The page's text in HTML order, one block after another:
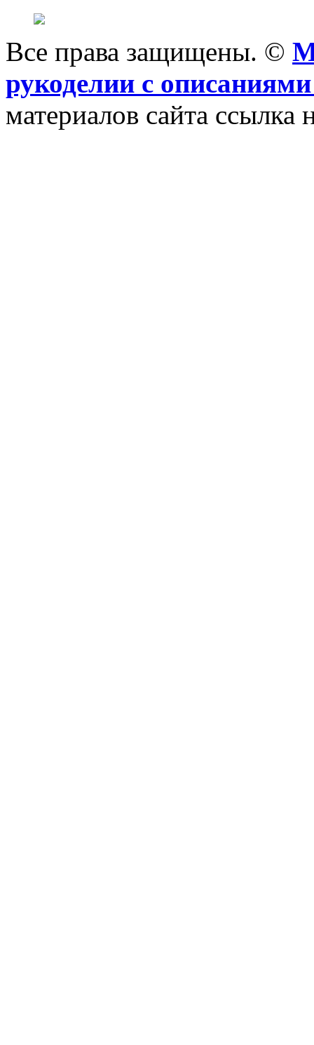
Все права защищены. ©
рукоделии с
материалов сайта ссылка